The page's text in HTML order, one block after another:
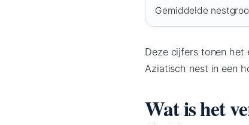
Gemiddelde
Deze cijfers tonen het
Aziatisch nest in een
Wat is het